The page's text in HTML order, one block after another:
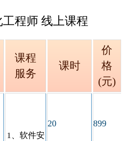
程师 线上课程
课程
服务
课时
价
格
(元)
1、软件安
20 899